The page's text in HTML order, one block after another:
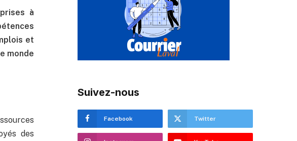
à
et
monde
des
Suivez-nous
Facebook Twitter